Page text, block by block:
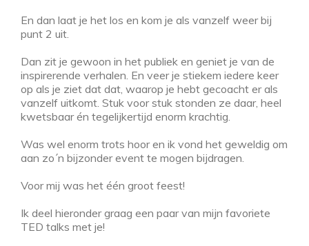
En dan laat je het los en kom je als vanzelf weer bij
punt 2 uit.
Dan zit je gewoon in het publiek en geniet je van de
inspirerende verhalen. En veer je stiekem iedere keer
op als je ziet dat dat, waarop je hebt gecoacht er als
vanzelf uitkomt. Stuk voor stuk stonden ze daar, heel
kwetsbaar én tegelijkertijd enorm krachtig.
Was wel enorm trots hoor en ik vond het geweldig om
aan zo´n bijzonder event te mogen bijdragen.
Voor mij was het één groot feest!
Ik deel hieronder graag een paar van mijn favoriete
TED talks met je!